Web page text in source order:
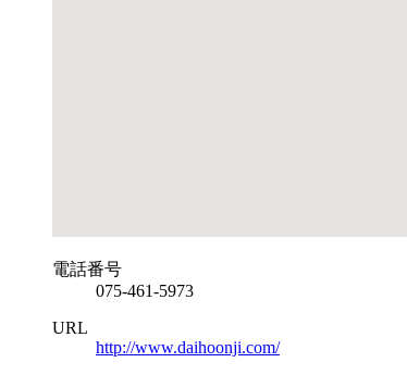
電話番号
075-461-5973
URL
http://www.daihoonji.com/